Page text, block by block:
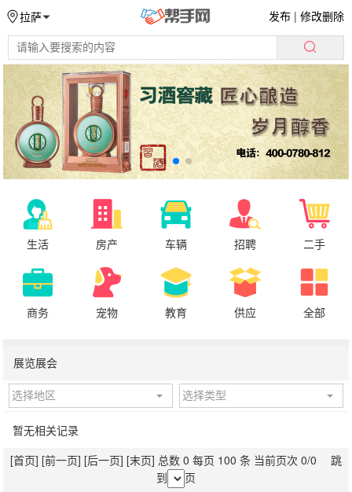
拉萨 发布 |修改删除
生活 房产 车辆 招聘 二手
商务 宠物 教育 供应 全部
展览展会
选择地区 选择类型
暂无相关记录
[首页] [前一页] [后一页] [末页] 总数 0 每页 100 条 当前页次 0/0 跳
到
页